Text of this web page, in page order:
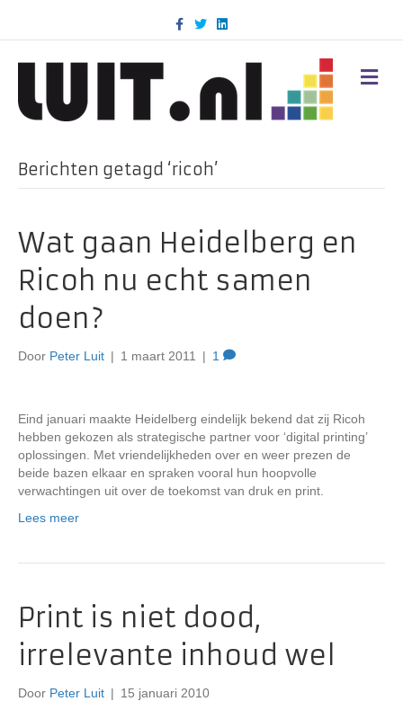
c
k
T
w
i
n
d
M
E
Berichten getagd ‘ricoh’
Wat gaan Heidelberg en
Ricoh nu echt samen
doen?
Door Peter Luit | 1 maart 2011 | 1
Eind januari maakte Heidelberg eindelijk bekend dat zij Ricoh
hebben gekozen als strategische partner voor ‘digital printing’
oplossingen. Met vriendelijkheden over en weer prezen de
beide bazen elkaar en spraken vooral hun hoopvolle
verwachtingen uit over de toekomst van druk en print.
Lees meer
Print is niet dood,
irrelevante inhoud wel
Door Peter Luit | 15 januari 2010